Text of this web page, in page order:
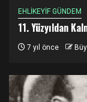
EHLİKEYİF GÜNDEM
11. Yüzyıldan
7 yıl önce